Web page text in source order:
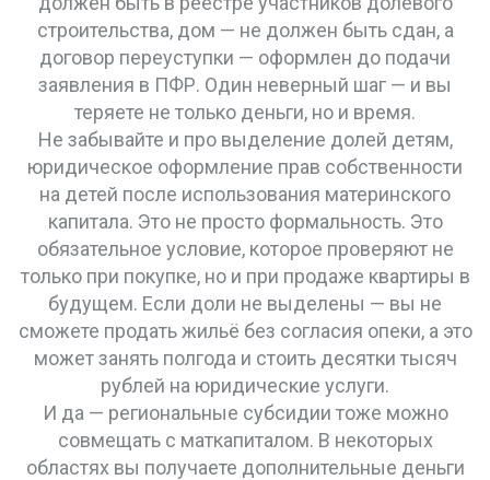
строительства, дом — не должен быть сдан, а
договор переуступки — оформлен до подачи
заявления в ПФР. Один неверный шаг — и вы
теряете не только деньги, но и время.
Не забывайте и про выделение долей детям,
юридическое оформление прав собственности
на детей после использования материнского
капитала. Это не просто формальность. Это
обязательное условие, которое проверяют не
только при покупке, но и при продаже квартиры в
будущем. Если доли не выделены — вы не
сможете продать жильё без согласия опеки, а это
может занять полгода и стоить десятки тысяч
рублей на юридические услуги.
И да — региональные субсидии тоже можно
совмещать с маткапиталом. В некоторых
областях вы получаете дополнительные деньги